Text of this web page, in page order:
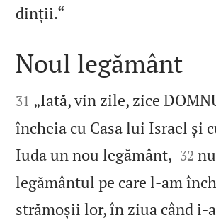
dinții.“

Noul legământ

31 „Iată, vin zile, zice
încheia cu Casa lui Israel și
Iuda un nou legământ, 

32
legământul pe care l‑am
strămoșii lor, în ziua când